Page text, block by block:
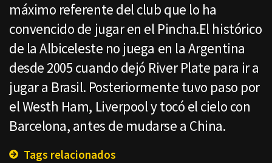
máximo referente del club que lo ha
convencido de jugar en el Pincha.El histórico
de la Albiceleste no juega en la Argentina
desde 2005 cuando dejó River Plate para ir a
jugar a Brasil. Posteriormente tuvo paso por
el Westh Ham, Liverpool y tocó el cielo con
Barcelona, antes de mudarse a China.
Tags relacionados